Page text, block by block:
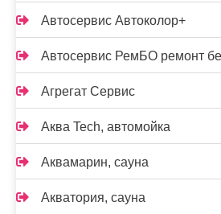
Автосервис Автоколор+
Автосервис РемБО ремонт
Агрегат Сервис
Аква Tech, автомойка
Аквамарин, сауна
Акватория, сауна